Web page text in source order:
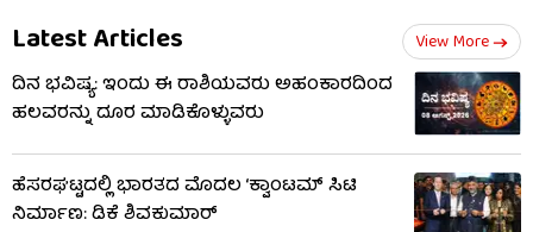
Latest Articles View More
ದಿನ ಭವಿಷ್ಯ: ಇಂದು ಈ ರಾಶಿಯವರು ಅಹಂಕಾರದಿಂದ
ಹಲವರನ್ನು ದೂರ ಮಾಡಿಕೊಳ್ಳುವರು
ಹೆಸರಘಟ್ಟದಲ್ಲಿ ಭಾರತದ ಮೊದಲ ‘ಕ್ವಾಂಟಮ್ ಸಿಟಿ
ನಿರ್ಮಾಣ: ಡಿಕೆ ಶಿವಕುಮಾರ್